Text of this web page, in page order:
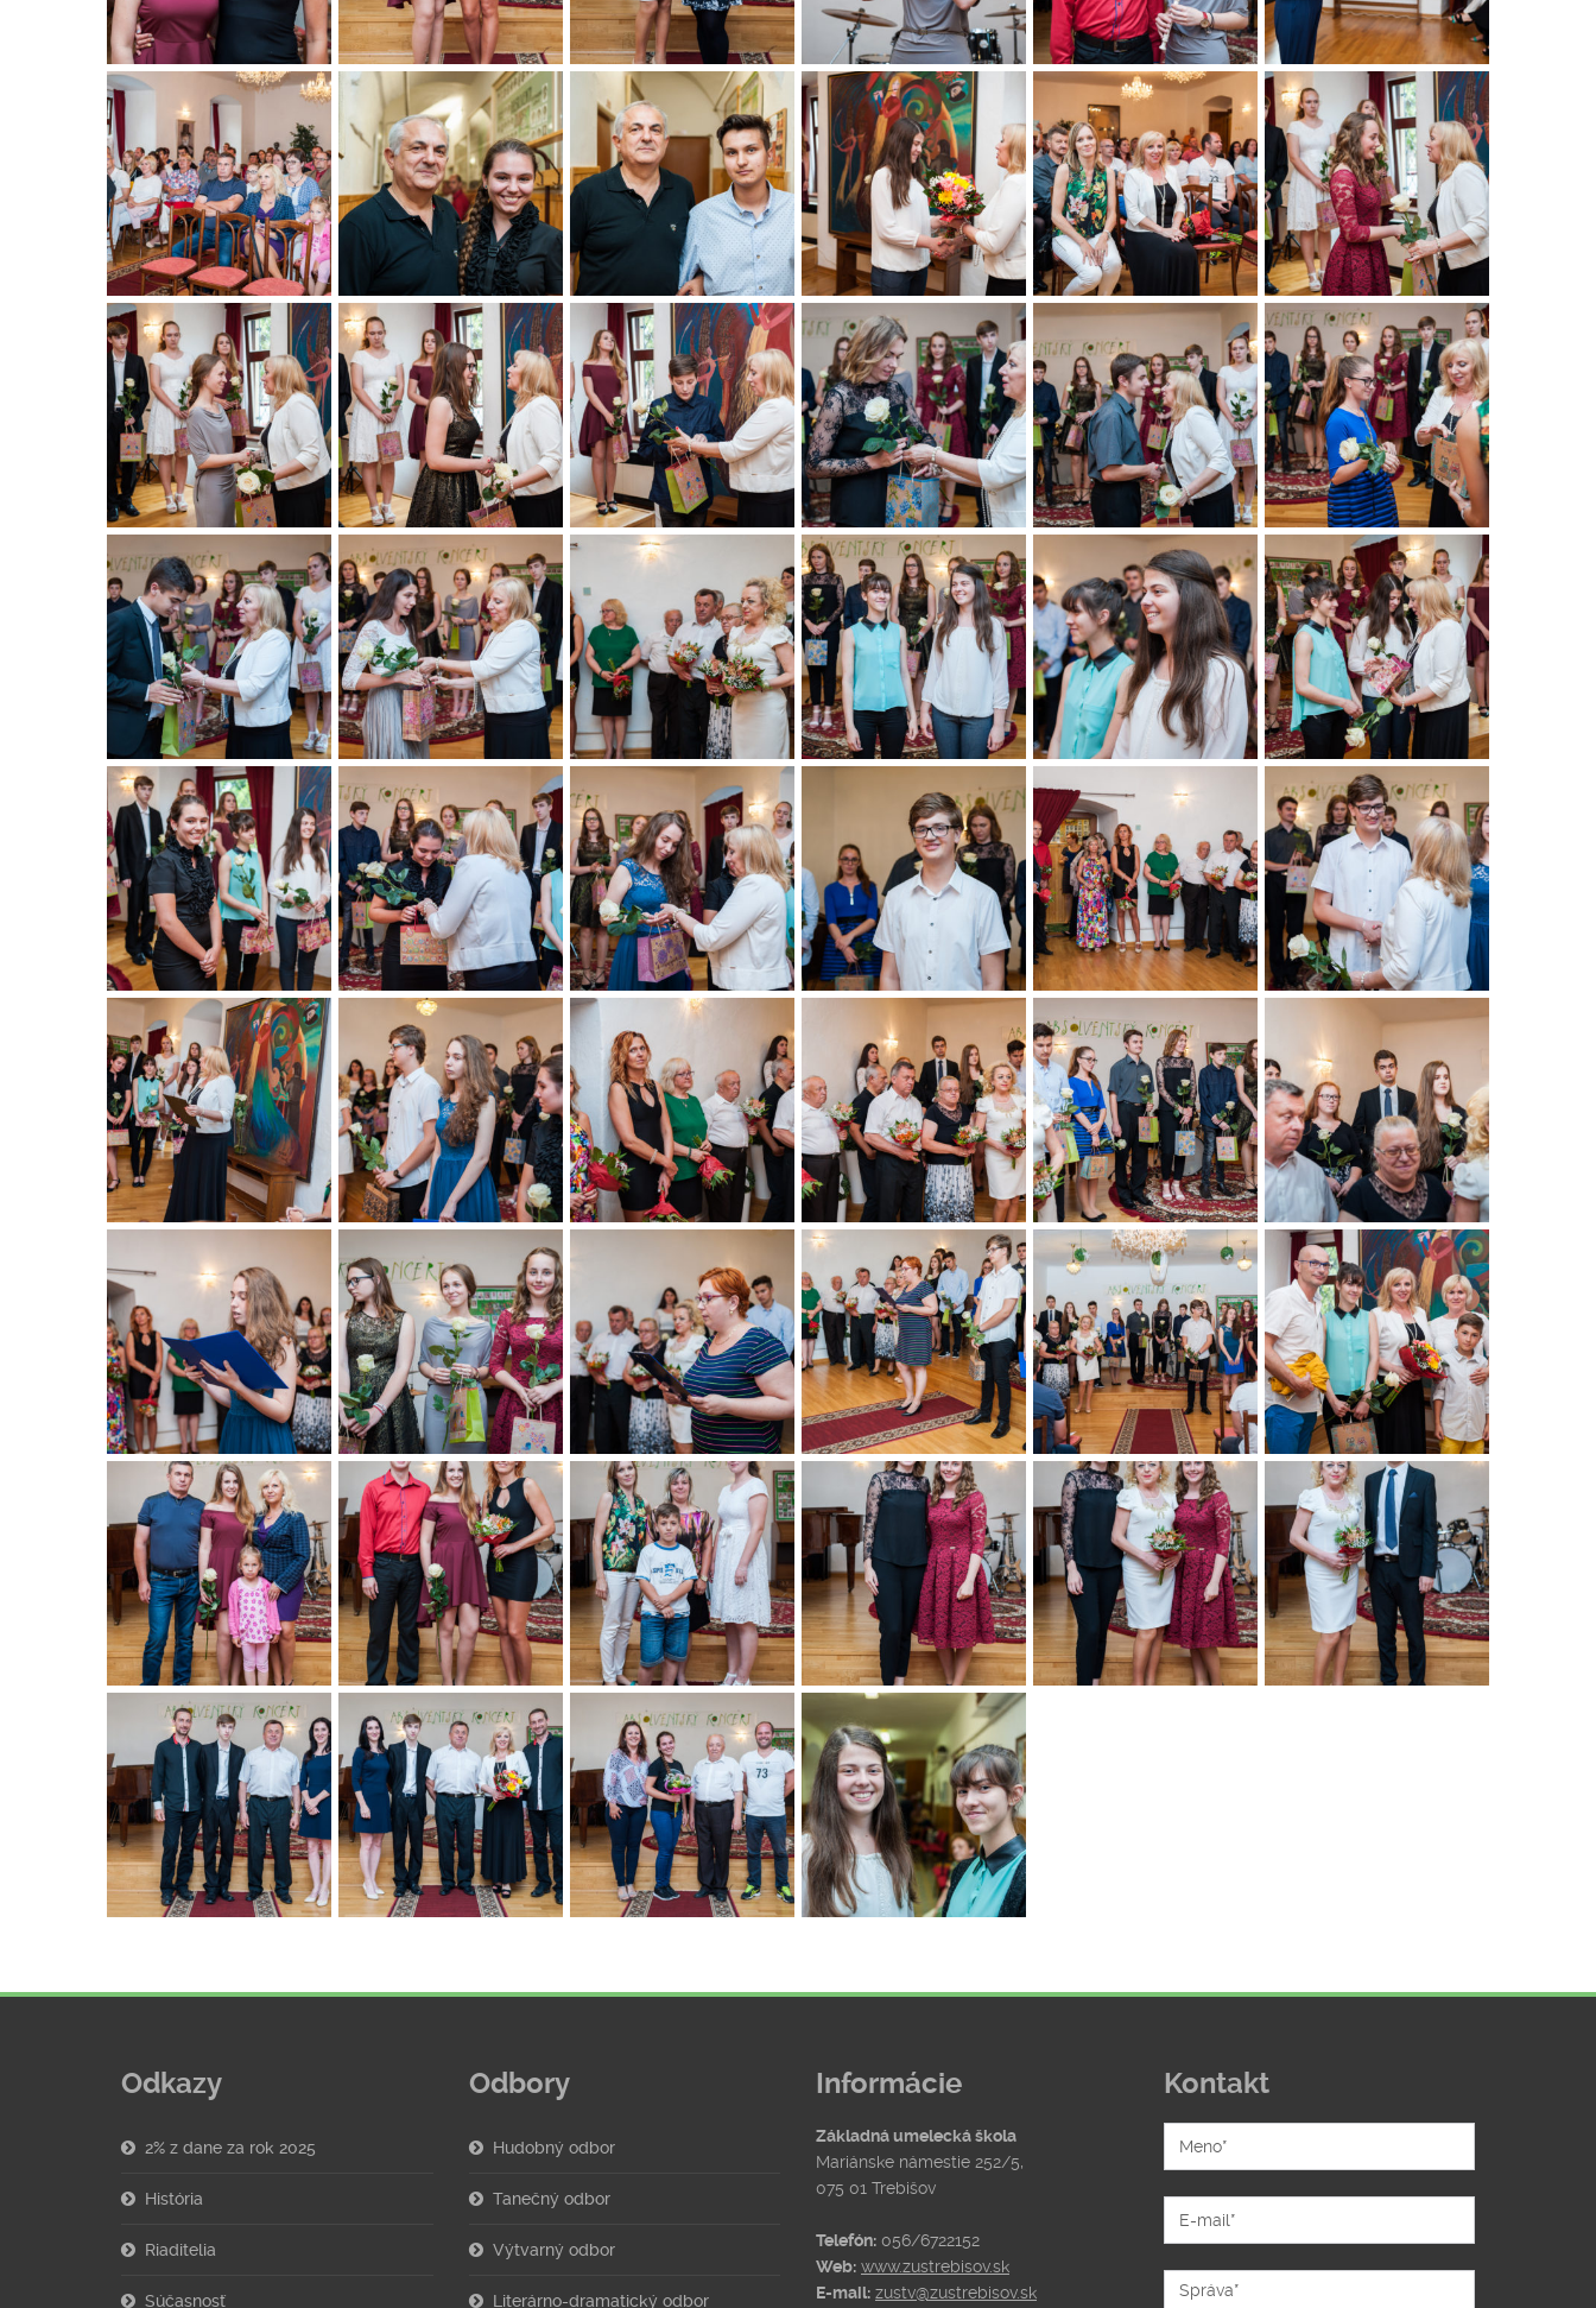
Odkazy
2% z dane za rok 2025
História
Riaditelia
Súčasnosť
Odbory
Hudobný odbor
Tanečný odbor
Výtvarný odbor
Literárno-dramatický odbor
Informácie
Základná umelecká škola
Mariánske námestie 252/5,
075 01 Trebišov
Telefón: 056/6722152
Web: www.zustrebisov.sk
E-mail: zustv@zustrebisov.sk
Kontakt